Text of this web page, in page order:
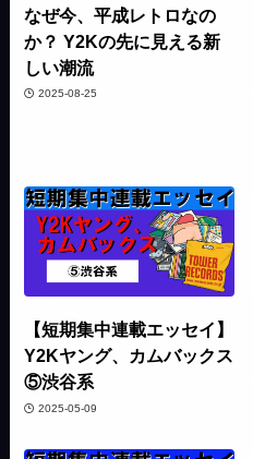
なぜ今、平成レトロなの
か？ Y2Kの先に見える新
しい潮流
2025-08-25
【短期集中連載エッセイ】
Y2Kヤング、カムバックス
⑤渋谷系
2025-05-09